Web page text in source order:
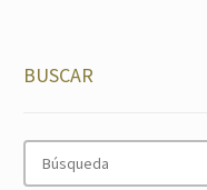
BUSCAR